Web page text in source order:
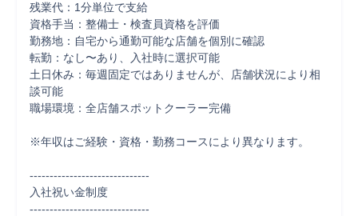
残業代：1分単位で支給
資格手当：整備士・検査員資格を評価
勤務地：自宅から通勤可能な店舗を個別に確認
転勤：なし〜あり、入社時に選択可能
土日休み：毎週固定ではありませんが、店舗状況により相
談可能
職場環境：全店舗スポットクーラー完備
※年収はご経験・資格・勤務コースにより異なります。
------------------------------
入社祝い金制度
------------------------------